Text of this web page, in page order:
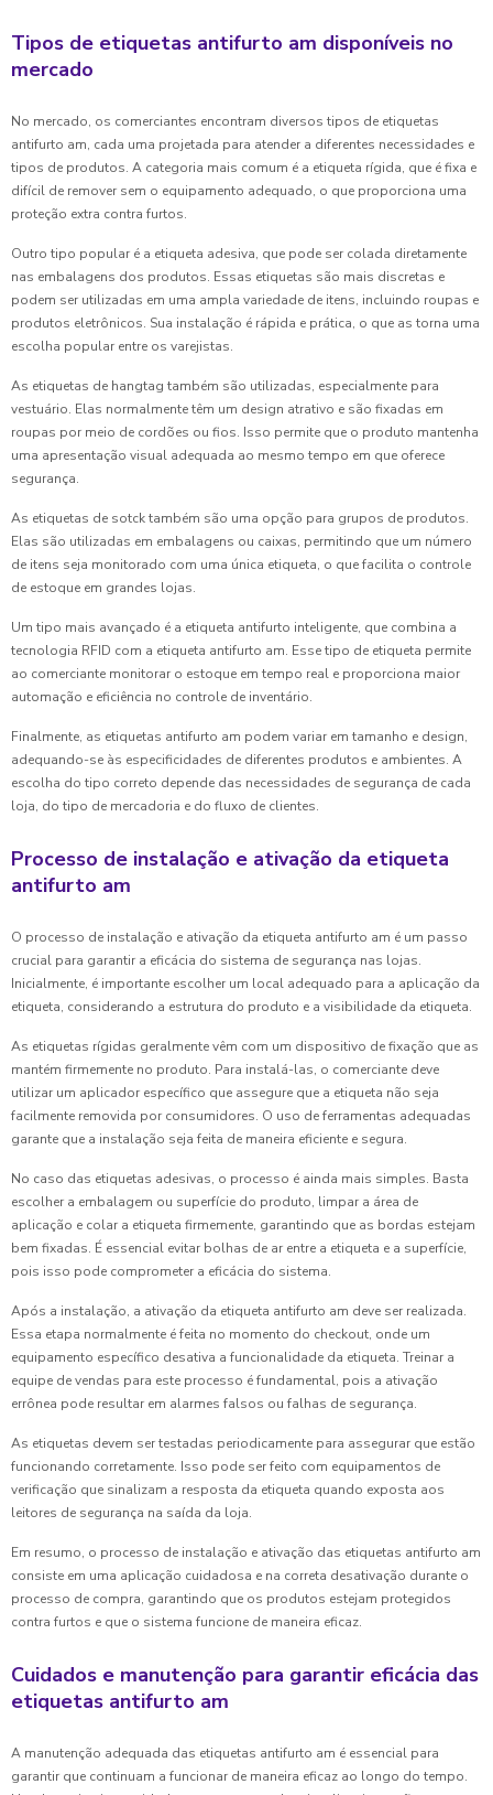
Tipos de etiquetas antifurto am disponíveis no
mercado
No mercado, os comerciantes encontram diversos tipos de etiquetas
antifurto am, cada uma projetada para atender a diferentes necessidades e
tipos de produtos. A categoria mais comum é a etiqueta rígida, que é fixa e
difícil de remover sem o equipamento adequado, o que proporciona uma
proteção extra contra furtos.
Outro tipo popular é a etiqueta adesiva, que pode ser colada diretamente
nas embalagens dos produtos. Essas etiquetas são mais discretas e
podem ser utilizadas em uma ampla variedade de itens, incluindo roupas e
produtos eletrônicos. Sua instalação é rápida e prática, o que as torna uma
escolha popular entre os varejistas.
As etiquetas de hangtag também são utilizadas, especialmente para
vestuário. Elas normalmente têm um design atrativo e são fixadas em
roupas por meio de cordões ou fios. Isso permite que o produto mantenha
uma apresentação visual adequada ao mesmo tempo em que oferece
segurança.
As etiquetas de sotck também são uma opção para grupos de produtos.
Elas são utilizadas em embalagens ou caixas, permitindo que um número
de itens seja monitorado com uma única etiqueta, o que facilita o controle
de estoque em grandes lojas.
Um tipo mais avançado é a etiqueta antifurto inteligente, que combina a
tecnologia RFID com a etiqueta antifurto am. Esse tipo de etiqueta permite
ao comerciante monitorar o estoque em tempo real e proporciona maior
automação e eficiência no controle de inventário.
Finalmente, as etiquetas antifurto am podem variar em tamanho e design,
adequando-se às especificidades de diferentes produtos e ambientes. A
escolha do tipo correto depende das necessidades de segurança de cada
loja, do tipo de mercadoria e do fluxo de clientes.
Processo de instalação e ativação da etiqueta
antifurto am
O processo de instalação e ativação da etiqueta antifurto am é um passo
crucial para garantir a eficácia do sistema de segurança nas lojas.
Inicialmente, é importante escolher um local adequado para a aplicação da
etiqueta, considerando a estrutura do produto e a visibilidade da etiqueta.
As etiquetas rígidas geralmente vêm com um dispositivo de fixação que as
mantém firmemente no produto. Para instalá-las, o comerciante deve
utilizar um aplicador específico que assegure que a etiqueta não seja
facilmente removida por consumidores. O uso de ferramentas adequadas
garante que a instalação seja feita de maneira eficiente e segura.
No caso das etiquetas adesivas, o processo é ainda mais simples. Basta
escolher a embalagem ou superfície do produto, limpar a área de
aplicação e colar a etiqueta firmemente, garantindo que as bordas estejam
bem fixadas. É essencial evitar bolhas de ar entre a etiqueta e a superfície,
pois isso pode comprometer a eficácia do sistema.
Após a instalação, a ativação da etiqueta antifurto am deve ser realizada.
Essa etapa normalmente é feita no momento do checkout, onde um
equipamento específico desativa a funcionalidade da etiqueta. Treinar a
equipe de vendas para este processo é fundamental, pois a ativação
errônea pode resultar em alarmes falsos ou falhas de segurança.
As etiquetas devem ser testadas periodicamente para assegurar que estão
funcionando corretamente. Isso pode ser feito com equipamentos de
verificação que sinalizam a resposta da etiqueta quando exposta aos
leitores de segurança na saída da loja.
Em resumo, o processo de instalação e ativação das etiquetas antifurto am
consiste em uma aplicação cuidadosa e na correta desativação durante o
processo de compra, garantindo que os produtos estejam protegidos
contra furtos e que o sistema funcione de maneira eficaz.
Cuidados e manutenção para garantir eficácia das
etiquetas antifurto am
A manutenção adequada das etiquetas antifurto am é essencial para
garantir que continuam a funcionar de maneira eficaz ao longo do tempo.